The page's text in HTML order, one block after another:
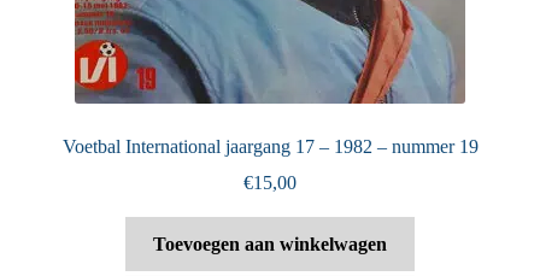
Voetbal International jaargang 17 – 1982 – nummer 19
€15,00
Toevoegen aan winkelwagen